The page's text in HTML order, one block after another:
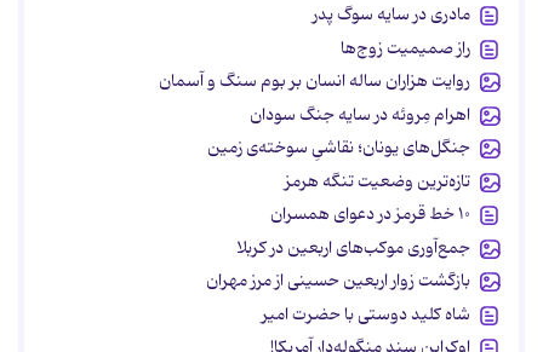
مادری در سایه سوگ پدر
راز صمیمیت زوج‌ها
روایت هزاران ساله انسان بر بوم سنگ و آسمان
اهرام مِروئه در سایه جنگ سودان
جنگل‌های یونان؛ نقاشیِ سوخته‌ی زمین
تازه‌ترین وضعیت تنگه هرمز
۱۰ خط قرمز در دعوای همسران
جمع‌آوری موکب‌های اربعین در کربلا
بازگشت زوار اربعین حسینی از مرز مهران
شاه کلید دوستی با حضرت امیر